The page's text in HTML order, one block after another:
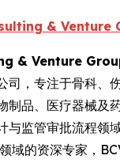
& Venture
& Venture
司，专注于骨科、
制品、医疗器械及
与监管审批流程领
域的资深专家，